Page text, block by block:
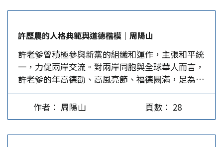
係和平發展，邁向和平統一。該會從2012年成立至
2018年結束，做成多項重要決議，而所有成員團體
皆遵照決議按部就班，徹底執行。…
者和戰友。 1995年8月13日，許老爹成立的「新同
盟會」及幾十個政團發起「我是中國人」大遊行。
許老爹2002年成立「民主團結聯盟」，大力譴責陳
水扁「一邊一國」謬論，在報刊登載「反6108億軍
購聲明書」，2005年10月特邀集十多個政團，擴
大慶祝「抗戰勝利暨台灣光復60周年」，並發表宣
言。2007年，為防止陳水扁所提「入聯公投」、國
民黨所提「反聯公投」，「民主團結聯盟」與30多
許歷農的人格典範與道德楷模│周陽山
許老爹曾積極參與新黨的組織和運作，主張和平統
一，力促兩岸交流。對兩岸同胞與全球華人而言，
許老爹的年高德劭、高風亮節、福德圓滿，足為眾
人之表率。哲人其萎，典型猶在夙昔！但對於新黨
而言，則是失去了一位精神導師的指引，頓覺失怙
無所依。 許老爹一生堅持兩岸和平、國家統一，
作者： 周陽山 頁數： 28